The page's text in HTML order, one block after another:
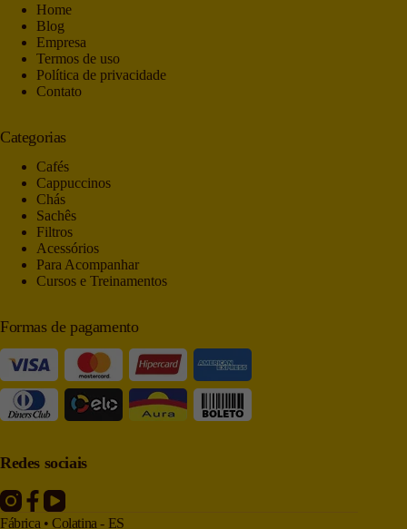
Home
Blog
Empresa
Termos de uso
Política de privacidade
Contato
Categorias
Cafés
Cappuccinos
Chás
Sachês
Filtros
Acessórios
Para Acompanhar
Cursos e Treinamentos
Formas de pagamento
Redes sociais
Fábrica • Colatina - ES